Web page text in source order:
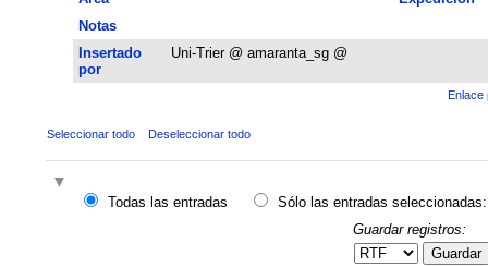
Notas
Insertado
por
Uni-Trier @ amaranta_sg @
Enlace
Seleccionar todo Deseleccionar todo
Todas las entradas
Sólo las entradas seleccionadas:
Guardar registros:
Guardar